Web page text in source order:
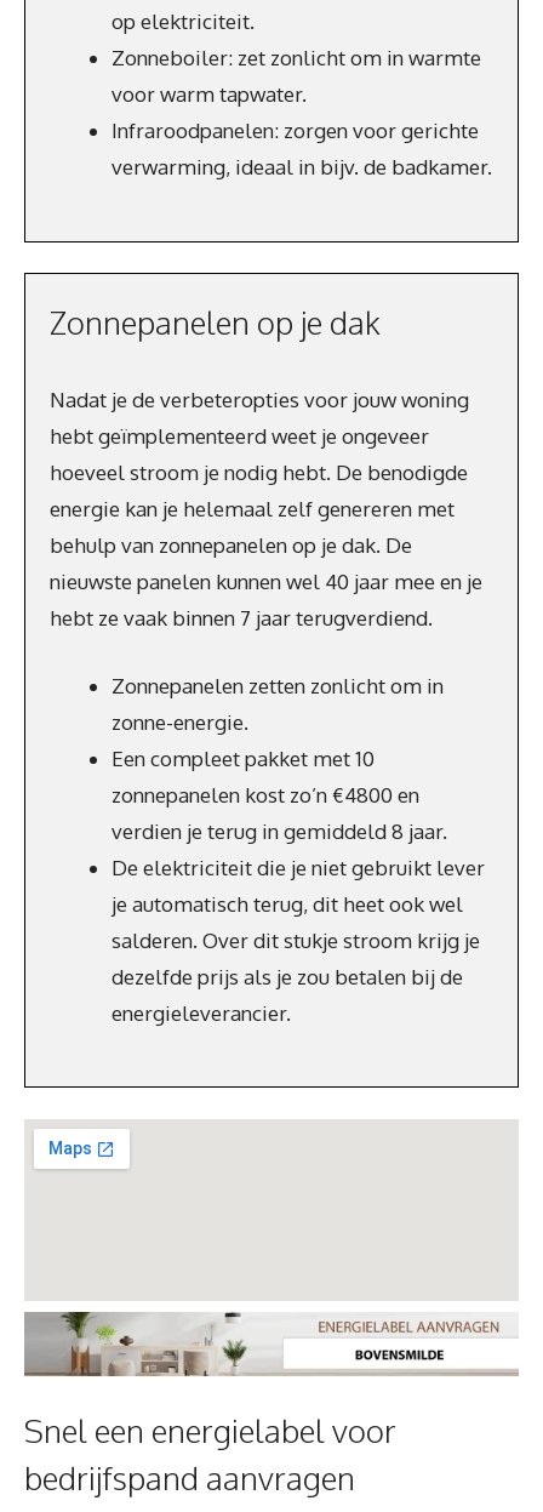
op elektriciteit.
Zonneboiler: zet zonlicht om in warmte
voor warm tapwater.
Infraroodpanelen: zorgen voor gerichte
verwarming, ideaal in bijv. de badkamer.
Zonnepanelen op je dak
Nadat je de verbeteropties voor jouw woning
hebt geïmplementeerd weet je ongeveer
hoeveel stroom je nodig hebt. De benodigde
energie kan je helemaal zelf genereren met
behulp van zonnepanelen op je dak. De
nieuwste panelen kunnen wel 40 jaar mee en je
hebt ze vaak binnen 7 jaar terugverdiend.
Zonnepanelen zetten zonlicht om in
zonne-energie.
Een compleet pakket met 10
zonnepanelen kost zo’n €4800 en
verdien je terug in gemiddeld 8 jaar.
De elektriciteit die je niet gebruikt lever
je automatisch terug, dit heet ook wel
salderen. Over dit stukje stroom krijg je
dezelfde prijs als je zou betalen bij de
energieleverancier.
Snel een energielabel voor
bedrijfspand aanvragen